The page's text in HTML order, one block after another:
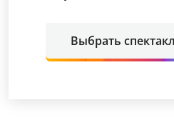
Выбрать